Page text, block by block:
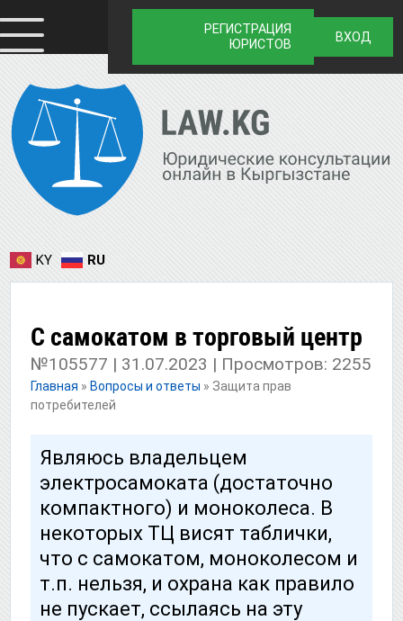
РЕГИСТРАЦИЯ
ЮРИСТОВ
ВХОД
KY RU
С самокатом в торговый центр
№105577 | 31.07.2023 | Просмотров: 2255
Главная » Вопросы и ответы » Защита прав
потребителей
Являюсь владельцем
электросамоката (достаточно
компактного) и моноколеса. В
некоторых ТЦ висят таблички,
что с самокатом, моноколесом и
т.п. нельзя, и охрана как правило
не пускает, ссылаясь на эту